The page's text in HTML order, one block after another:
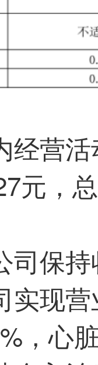
经营
元，
司保
实现
，心